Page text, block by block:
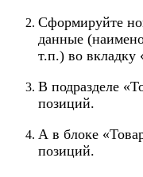
Сформируйте
данные
т.п.) во вкладку
В подразделе
позиций.
А в блоке
позиций.